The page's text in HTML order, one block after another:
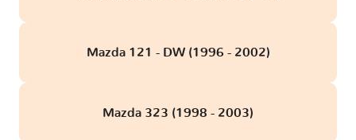
Mazda 121 - DW (1996 - 2002)
Mazda 323 (1998 - 2003)